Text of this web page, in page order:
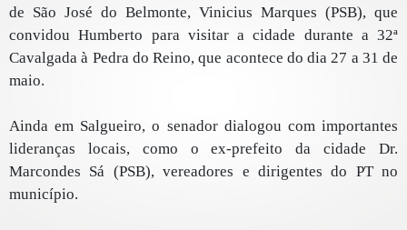
de São José do Belmonte, Vinicius Marques (PSB), que
convidou Humberto para visitar a cidade durante a 32ª
Cavalgada à Pedra do Reino, que acontece do dia 27 a 31 de
maio.
Ainda em Salgueiro, o senador dialogou com importantes
lideranças locais, como o ex-prefeito da cidade Dr.
Marcondes Sá (PSB), vereadores e dirigentes do PT no
município.